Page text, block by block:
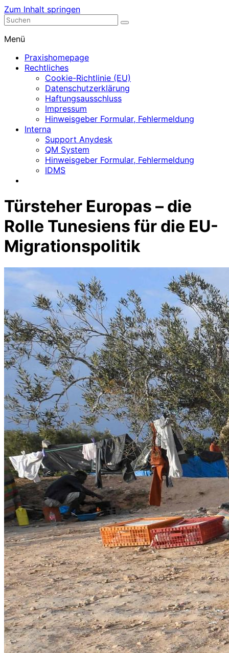
Zum Inhalt springen
Nephrologische Praxis mit Dialyse
Menü
Praxishomepage
Rechtliches
Cookie-Richtlinie (EU)
Datenschutzerklärung
Haftungsausschluss
Impressum
Hinweisgeber Formular, Fehlermeldung
Interna
Support Anydesk
QM System
Hinweisgeber Formular, Fehlermeldung
IDMS
Türsteher Europas – die
Rolle Tunesiens für die EU-
Migrationspolitik